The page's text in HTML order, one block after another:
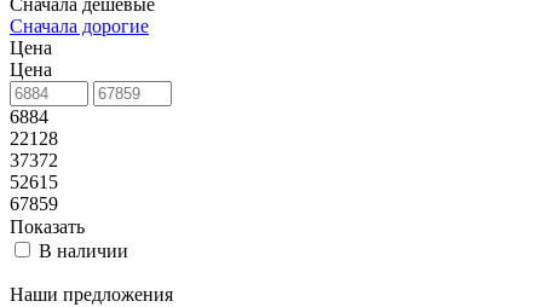
Сначала дешевые
Сначала дорогие
Цена
Цена
6884
22128
37372
52615
67859
Показать
В наличии
Наши предложения